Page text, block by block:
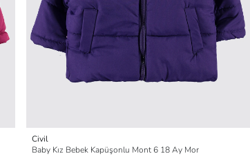
Civil
Baby Kız Bebek Kapüşonlu Mont 6 18 Ay Mor